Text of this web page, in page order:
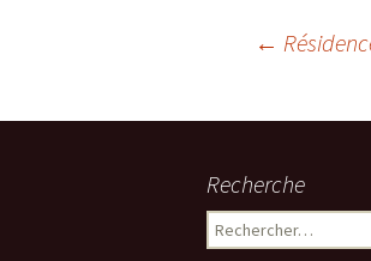
Navigation
des
articles
←
Recherche
Rechercher :